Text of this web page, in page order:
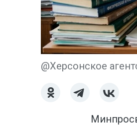
@Херсонское